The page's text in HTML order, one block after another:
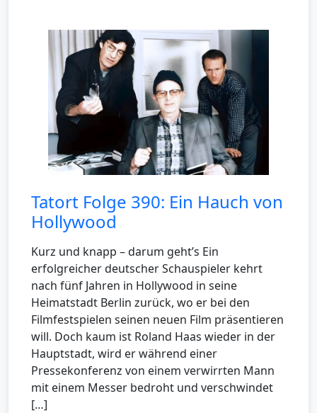
Tatort Folge 390: Ein Hauch von
Hollywood
Kurz und knapp – darum geht’s Ein
erfolgreicher deutscher Schauspieler kehrt
nach fünf Jahren in Hollywood in seine
Heimatstadt Berlin zurück, wo er bei den
Filmfestspielen seinen neuen Film präsentieren
will. Doch kaum ist Roland Haas wieder in der
Hauptstadt, wird er während einer
Pressekonferenz von einem verwirrten Mann
mit einem Messer bedroht und verschwindet
[…]